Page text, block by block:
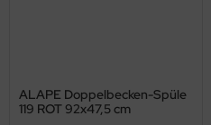
ALAPE Doppelbecken-Spüle
119 ROT 92x47,5 cm